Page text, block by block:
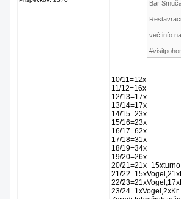
Bar
več info na
10/11=12x
11/12=16x
12/13=17x
13/14=17x
14/15=23x
15/16=23x
16/17=62x
17/18=31x
18/19=34x
19/20=26x
20/21=21x+15xturno
21/
22/
23/